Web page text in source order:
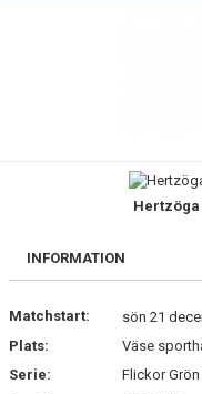
BILDGALLERI
KONTAKT
Hertzöga
INFORMATION
Matchstart:
sön 21
Plats:
Väse
Serie:
Flickor